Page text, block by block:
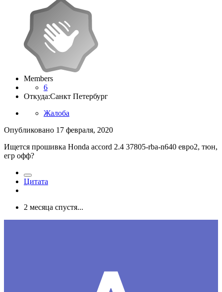
Members
6
Откуда:Санкт Петербург
Жалоба
Опубликовано 17 февраля, 2020
Ищется прошивка Honda accord 2.4 37805-rba-n640 евро2, тюн,
егр офф?
Цитата
2 месяца спустя...